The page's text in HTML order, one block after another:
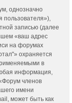
однозначно
записью (далее
«ваш адрес
на форумах
охраняется
в
информация,
членов
имени
может быть как